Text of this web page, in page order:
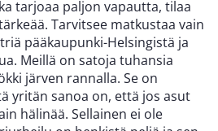
tarjoaa paljon vapautta, tilaa
Tarvitsee matkustaa vain
pääkaupunki-Helsingistä ja
Meillä on satoja tuhansia
järven rannalla. Se on
yritän sanoa on, että jos asut
hälinää. Sellainen ei ole